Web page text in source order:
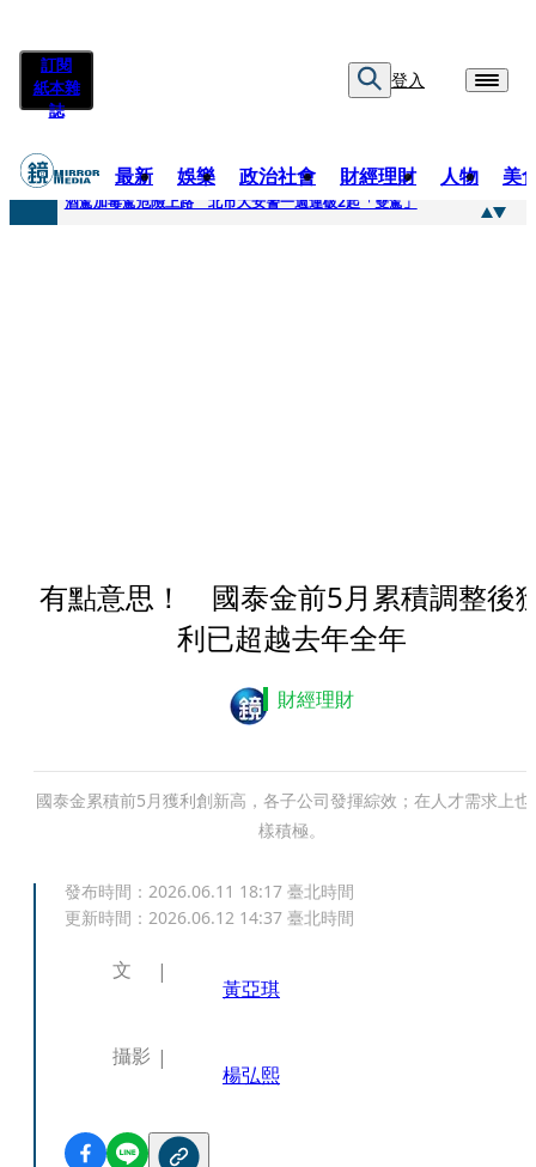
訂閱
紙本雜
誌
登入
最新 娛樂 政治社會 財經理財 人物 美
快訊
酒駕加毒駕危險上路 北市大安警一週連破2起「雙駕」
有點意思！ 國泰金前5月累積調整後
利已超越去年全年
財經理財
國泰金累積前5月獲利創新高，各子公司發揮綜效；在人才需求上也
樣積極。
發布時間： 2026.06.11 18:17 臺北時間
更新時間： 2026.06.12 14:37 臺北時間
文
黃亞琪
攝影
楊弘熙